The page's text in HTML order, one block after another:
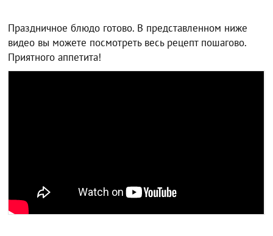
Праздничное блюдо готово. В представленном ниже
видео вы можете посмотреть весь рецепт пошагово.
Приятного аппетита!